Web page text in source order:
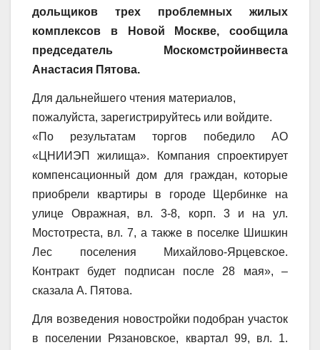
дольщиков трех проблемных жилых
комплексов в Новой Москве, сообщила
председатель Москомстройинвеста
Анастасия Пятова.
Для дальнейшего чтения материалов,
пожалуйста, зарегистрируйтесь или войдите.
«По результатам торгов победило АО
«ЦНИИЭП жилища». Компания спроектирует
компенсационный дом для граждан, которые
приобрели квартиры в городе Щербинке на
улице Овражная, вл. 3-8, корп. 3 и на ул.
Мостотреста, вл. 7, а также в поселке Шишкин
Лес поселения Михайлово-Ярцевское.
Контракт будет подписан после 28 мая», –
сказала А. Пятова.
Для возведения новостройки подобран участок
в поселении Рязановское, квартал 99, вл. 1.